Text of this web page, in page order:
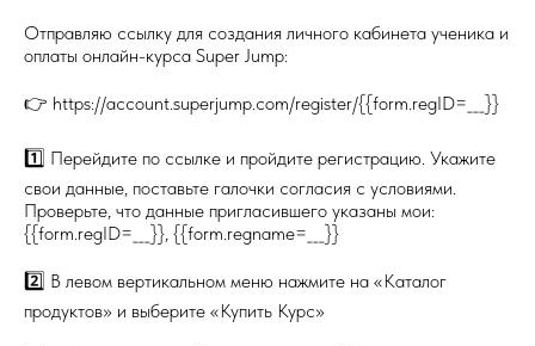
Отправляю ссылку для создания личного кабинета ученика и
оплаты онлайн-курса Super Jump:
👉 https://account.superjump.com/register/{{form.regID=___}}
1️⃣ Перейдите по ссылке и пройдите регистрацию. Укажите
свои данные, поставьте галочки согласия с условиями.
Проверьте, что данные пригласившего указаны мои:
{{form.regID=___}}, {{form.regname=___}}
2️⃣ В левом вертикальном меню нажмите на «Каталог
продуктов» и выберите «Купить Курс»